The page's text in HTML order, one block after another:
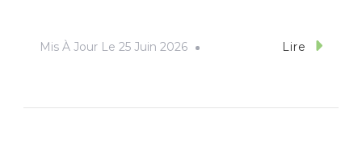
Mis À Jour Le 25 Juin 2026 Lire